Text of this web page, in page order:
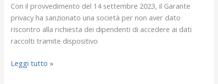
Con il provvedimento del 14 settembre 2023, il Garante
privacy ha sanzionato una società per non aver dato
riscontro alla richiesta dei dipendenti di accedere ai dati
raccolti tramite dispositivo
dipendente
ai
dati
sulla
Leggi tutto »